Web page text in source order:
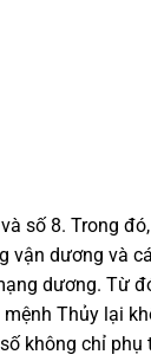
số 8. Trong
vận dương và
dương. Từ
Thủy lại
không chỉ